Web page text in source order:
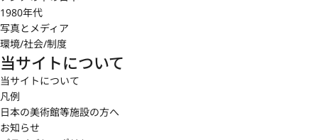
1980年代
写真とメディア
環境/社会/制度
当サイトについて
当サイトについて
凡例
日本の美術館等施設の方へ
お知らせ